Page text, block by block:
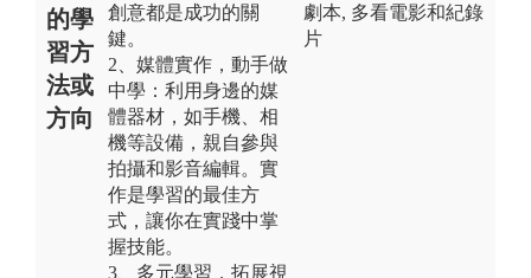
的學
習方
法或
方向
創意都是成功的關
鍵。
2、媒體實作，動手做
中學：利用身邊的媒
體器材，如手機、相
機等設備，親自參與
拍攝和影音編輯。實
作是學習的最佳方
式，讓你在實踐中掌
握技能。
3、多元學習，拓展視
劇本, 多看電影和紀錄
片